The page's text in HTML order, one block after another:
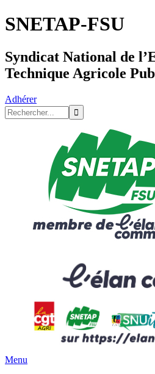
SNETAP-FSU
Syndicat National de
Technique Agricole
Adhérer
Menu